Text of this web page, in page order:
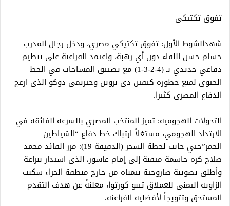
تفوق تكتيكي
​شهد​الشوط الأول: تفوق تكتيكي مصري، و​دخل رجال المدرب
حسام حسن اللقاء دون أي رهبة، واعتمد الفراعنة على تنظيم
دفاعي حديدي بـ (4-2-3-1) مع تضييق المساحات في الخط
الحيوي لمنع خطورة كيفين دي بروين وجيريمي دوكو الذي ازعج
الدفاع المصري كثيرا.
​التحولات الهجومية: تميز المنتخب المصري بالسرعة الفائقة في
الارتداد الهجومي، مستغلاً ارتباك خط دفاع “الشياطين
الحمر”حتي حانت ​لحظة السحر (الدقيقة 19): مرر القائد محمد
صلاح كرة حاسمة متقنة إلى إمام عاشور، الذي استدار ببراعة
وأطلق تصويبة صاروخية بيمناه من خارج منطقة الجزاء سكنت
الزاوية اليمنى للعملاق تيبو كورتوا، معلنةً عن هدف التقدم
المستحق وتتويجاً لأفضلية الفراعنة.